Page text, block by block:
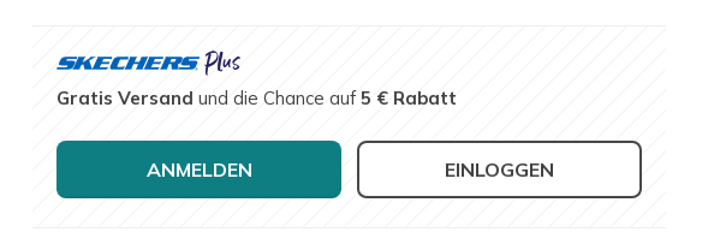
Gratis Versand und die Chance auf5 € Rabatt
ANMELDEN EINLOGGEN